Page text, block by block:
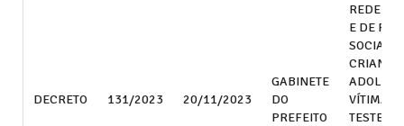
DECRETO 131/2023 20/11/2023
GABINETE
DO
PREFEITO
REDE DE
E DE
SOCIAL
CRIANÇA
VÍTIMAS